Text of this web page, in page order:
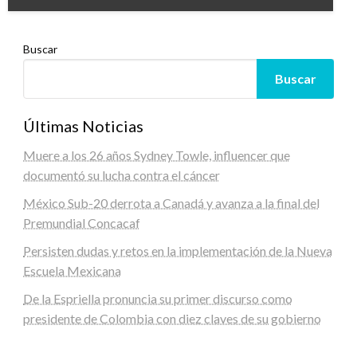
Buscar
Buscar
Últimas Noticias
Muere a los 26 años Sydney Towle, influencer que
documentó su lucha contra el cáncer
México Sub-20 derrota a Canadá y avanza a la final del
Premundial Concacaf
Persisten dudas y retos en la implementación de la Nueva
Escuela Mexicana
De la Espriella pronuncia su primer discurso como
presidente de Colombia con diez claves de su gobierno